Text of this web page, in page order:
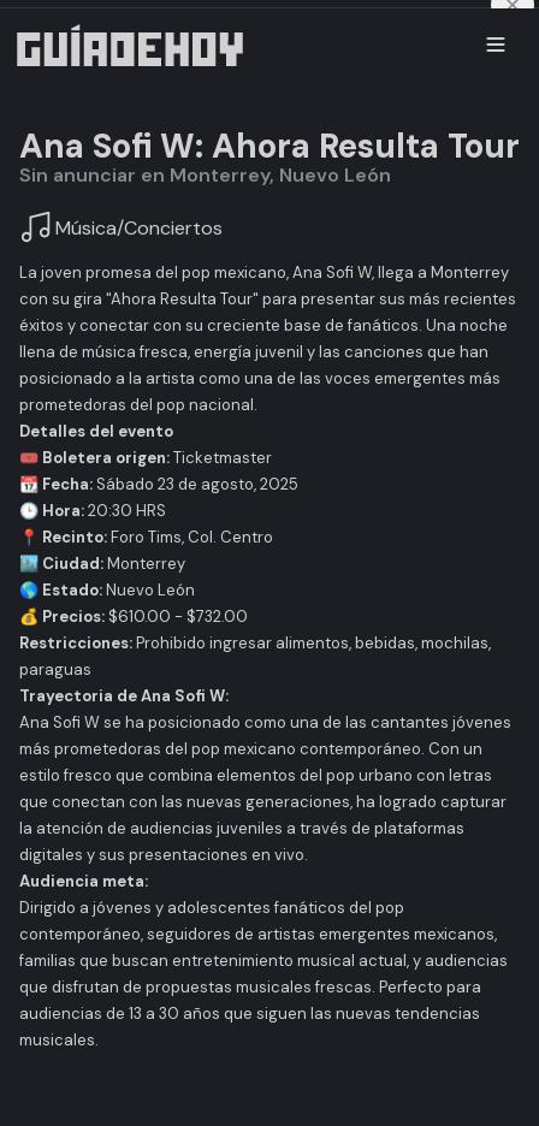
Ana Sofi W: Ahora Resulta Tour
Sin anunciar en Monterrey, Nuevo León
Música/Conciertos
La joven promesa del pop mexicano, Ana Sofi W, llega a Monterrey
con su gira "Ahora Resulta Tour" para presentar sus más recientes
éxitos y conectar con su creciente base de fanáticos. Una noche
llena de música fresca, energía juvenil y las canciones que han
posicionado a la artista como una de las voces emergentes más
prometedoras del pop nacional.
Detalles del evento
🎟 Boletera origen:Ticketmaster
📆 Fecha: Sábado 23 de agosto, 2025
🕒 Hora:20:30 HRS
📍 Recinto:Foro Tims, Col. Centro
🏙 Ciudad:Monterrey
🌎 Estado:Nuevo León
💰 Precios: $610.00 - $732.00
Restricciones:Prohibido ingresar alimentos, bebidas, mochilas,
paraguas
Trayectoria de Ana Sofi W:
Ana Sofi W se ha posicionado como una de las cantantes jóvenes
más prometedoras del pop mexicano contemporáneo. Con un
estilo fresco que combina elementos del pop urbano con letras
que conectan con las nuevas generaciones, ha logrado capturar
la atención de audiencias juveniles a través de plataformas
digitales y sus presentaciones en vivo.
Audiencia meta:
Dirigido a jóvenes y adolescentes fanáticos del pop
contemporáneo, seguidores de artistas emergentes mexicanos,
familias que buscan entretenimiento musical actual, y audiencias
que disfrutan de propuestas musicales frescas. Perfecto para
audiencias de 13 a 30 años que siguen las nuevas tendencias
musicales.